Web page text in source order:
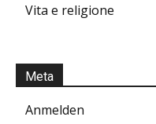
Vita e religione
Meta
Anmelden